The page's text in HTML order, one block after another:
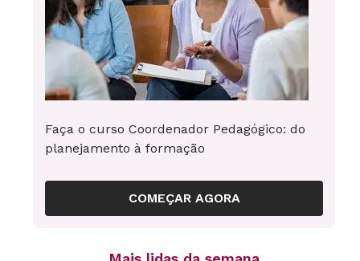
Faça o curso Coordenador Pedagógico: do
planejamento à formação
COMEÇAR AGORA